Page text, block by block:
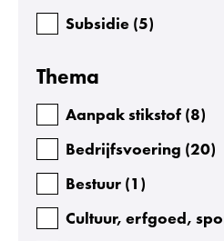
Subsidie (5)
Thema
Aanpak stikstof (8)
Bedrijfsvoering (20)
Bestuur (1 )
Cultuur, erfgoed,